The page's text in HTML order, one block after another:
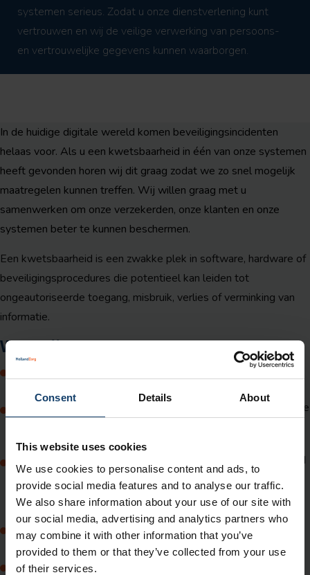
Consent Details About
This website uses cookies
We use cookies to personalise content and ads, to
provide social media features and to analyse our traffic.
We also share information about your use of our site with
our social media, advertising and analytics partners who
may combine it with other information that you’ve
provided to them or that they’ve collected from your use
of their services.
systemen serieus. Zodat u onze dienstverlening kunt
vertrouwen en wij de veilige verwerking van persoons-
en vertrouwelijke gegevens kunnen waarborgen.
In de huidige digitale wereld komen beveiligingsincidenten
helaas voor. Als u een kwetsbaarheid in één van onze systemen
heeft gevonden horen wij dit graag zodat we zo snel mogelijk
maatregelen kunnen treffen. Wij willen graag met u
samenwerken om onze verzekerden, onze klanten en onze
systemen beter te kunnen beschermen.
Een kwetsbaarheid is een zwakke plek in software, hardware of
beveiligingsprocedures die potentieel kan leiden tot
ongeautoriseerde toegang, misbruik, verlies of verminking van
informatie.
Wat wij van u vragen:
Deel de melding op een vertrouwelijke manier met ons om te
voorkomen dat anderen ook toegang krijgen tot deze
Maak geen misbruik van de kwetsbaarheid door bijvoorbeeld
gegevens te veranderen, verwijderen, te kopiëren of de
gehele service onbeschikbaar te maken. Wat wel kan is
een directory listingvan een systeem te maken.
Maak geen misbruik van een kwetsbaarheid; niet meer dan
noodzakelijk.
Deel het probleem niet met anderen totdat het is opgelost.